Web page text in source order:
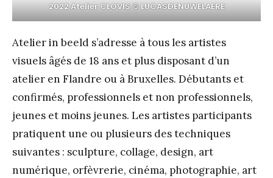
2022 Atelier CLOVIS © LUCASDENUWELAERE
Atelier in beeld s’adresse à tous les artistes
visuels âgés de 18 ans et plus disposant d’un
atelier en Flandre ou à Bruxelles. Débutants et
confirmés, professionnels et non professionnels,
jeunes et moins jeunes. Les artistes participants
pratiquent une ou plusieurs des techniques
suivantes : sculpture, collage, design, art
numérique, orfèvrerie, cinéma, photographie, art